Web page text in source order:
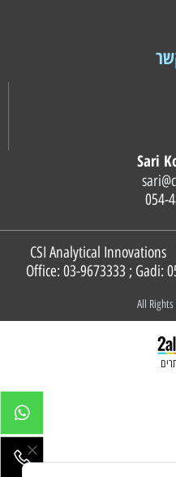
Sari
CSI Analytical
Office: 03-9673333 ; Gadi: